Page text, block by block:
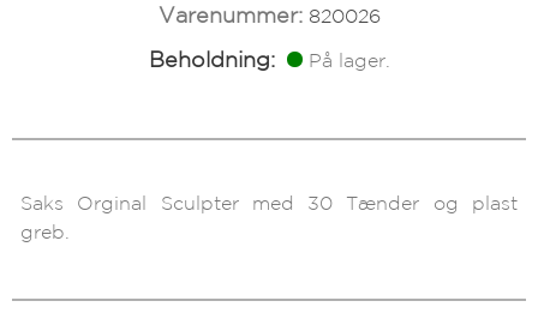
Varenummer: 820026
Beholdning: På lager.
Saks Orginal Sculpter med 30 Tænder og plast
greb.